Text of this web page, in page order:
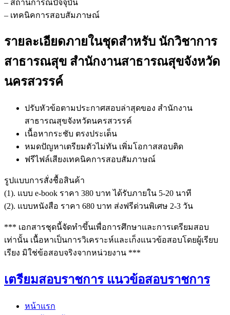
– สถานการณ์ปัจจุบัน
– เทคนิคการสอบสัมภาษณ์
รายละเอียดภายในชุดสำหรับ นักวิชาการ
สาธารณสุข สำนักงานสาธารณสุขจังหวัด
นครสวรรค์
ปรับหัวข้อตามประกาศสอบล่าสุดของ สำนักงาน
สาธารณสุขจังหวัดนครสวรรค์
เนื้อหากระชับ ตรงประเด็น
หมดปัญหาเตรียมตัวไม่ทัน เพิ่มโอกาสสอบติด
ฟรีไฟล์เสียงเทคนิคการสอบสัมภาษณ์
รูปแบบการสั่งชื้อสินค้า
(1). แบบ e-book ราคา 380 บาท ได้รับภายใน 5-20 นาที
(2). แบบหนังสือ ราคา 680 บาท ส่งฟรีด่วนพิเศษ 2-3 วัน
*** เอกสารชุดนี้จัดทำขึ้นเพื่อการศึกษาและการเตรียมสอบ
เท่านั้น เนื้อหาเป็นการวิเคราะห์และเก็งแนวข้อสอบโดยผู้เรียบ
เรียง มิใช่ข้อสอบจริงจากหน่วยงาน ***
เตรียมสอบราชการ แนวข้อสอบราชการ
หน้าแรก